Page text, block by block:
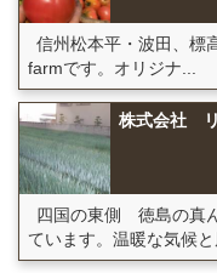
信州松本平・波田、標
farmです。オリジナ...
株式会社
四国の東側 徳島の真
ています。温暖な気候と